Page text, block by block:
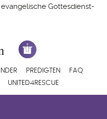
Gottesdienst-
PREDIGTEN
FAQ
UNITED4RESCUE